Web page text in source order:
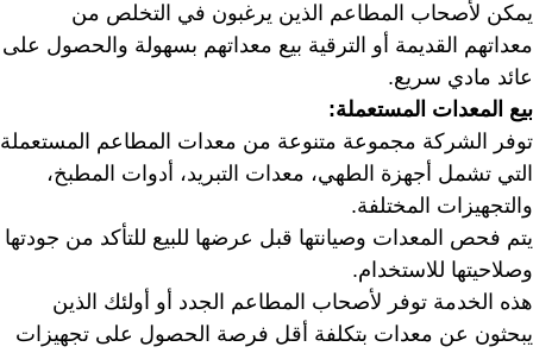
يمكن لأصحاب المطاعم الذين يرغبون في التخلص من
معداتهم القديمة أو الترقية بيع معداتهم بسهولة والحصول على
عائد مادي سريع.
بيع المعدات المستعملة:
توفر الشركة مجموعة متنوعة من معدات المطاعم المستعملة
التي تشمل أجهزة الطهي، معدات التبريد، أدوات المطبخ،
والتجهيزات المختلفة.
يتم فحص المعدات وصيانتها قبل عرضها للبيع للتأكد من جودتها
وصلاحيتها للاستخدام.
هذه الخدمة توفر لأصحاب المطاعم الجدد أو أولئك الذين
يبحثون عن معدات بتكلفة أقل فرصة الحصول على تجهيزات